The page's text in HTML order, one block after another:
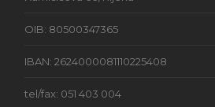
OIB: 80500347365
IBAN: 2624000081110225408
tel/fax: 051 403 004